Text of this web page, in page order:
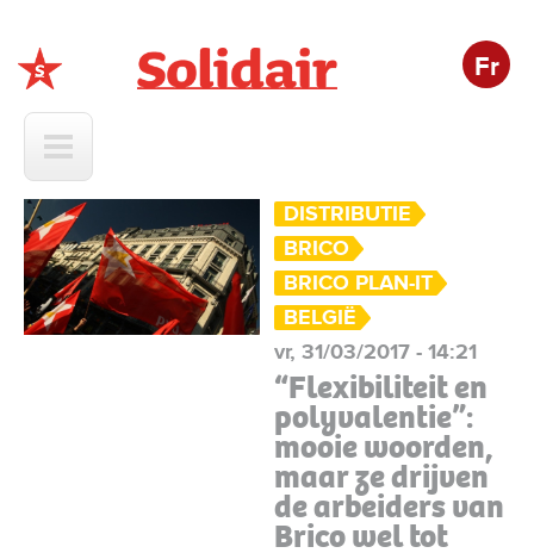
Fr
DISTRIBUTIE
BRICO
BRICO PLAN-IT
BELGIË
vr, 31/03/2017 - 14:21
“Flexibiliteit en
polyvalentie”:
mooie woorden,
maar ze drijven
de arbeiders van
Brico wel tot